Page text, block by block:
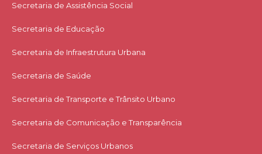
Secretaria de Assistência Social
Secretaria de Educação
Secretaria de Infraestrutura Urbana
Secretaria de Saúde
Secretaria de Transporte e Trânsito Urbano
Secretaria de Comunicação e Transparência
Secretaria de Serviços Urbanos